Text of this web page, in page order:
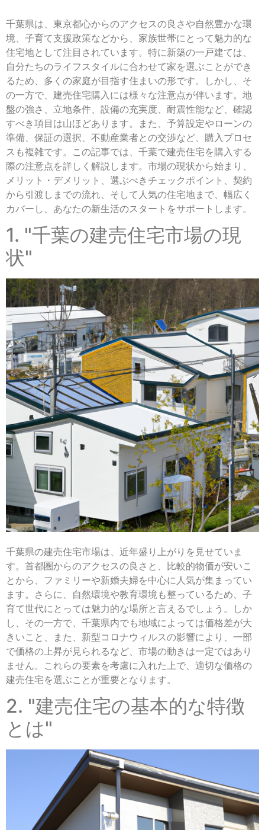
千葉県は、東京都心からのアクセスの良さや自然豊かな環
境、子育て支援政策などから、家族世帯にとって魅力的な
住宅地として注目されています。特に新築の一戸建ては、
自分たちのライフスタイルに合わせて家を選ぶことができ
るため、多くの家庭が目指す住まいの形です。しかし、そ
の一方で、建売住宅購入には様々な注意点が伴います。地
盤の強さ、立地条件、設備の充実度、耐震性能など、確認
すべき項目は山ほどあります。また、予算設定やローンの
準備、保証の選択、不動産業者との交渉など、購入プロセ
スも複雑です。この記事では、千葉で建売住宅を購入する
際の注意点を詳しく解説します。市場の現状から始まり、
メリット・デメリット、選ぶべきチェックポイント、契約
から引渡しまでの流れ、そして人気の住宅地まで、幅広く
カバーし、あなたの新生活のスタートをサポートします。
1. "千葉の建売住宅市場の現
状"
千葉県の建売住宅市場は、近年盛り上がりを見せていま
す。首都圏からのアクセスの良さと、比較的物価が安いこ
とから、ファミリーや新婚夫婦を中心に人気が集まってい
ます。さらに、自然環境や教育環境も整っているため、子
育て世代にとっては魅力的な場所と言えるでしょう。しか
し、その一方で、千葉県内でも地域によっては価格差が大
きいこと、また、新型コロナウィルスの影響により、一部
で価格の上昇が見られるなど、市場の動きは一定ではあり
ません。これらの要素を考慮に入れた上で、適切な価格の
建売住宅を選ぶことが重要となります。
2. "建売住宅の基本的な特徴
とは"